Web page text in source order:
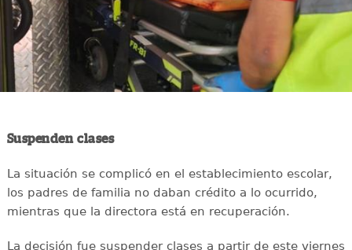
Suspenden clases
La situación se complicó en el establecimiento escolar,
los padres de familia no daban crédito a lo ocurrido,
mientras que la directora está en recuperación.
La decisión fue suspender clases a partir de este viernes